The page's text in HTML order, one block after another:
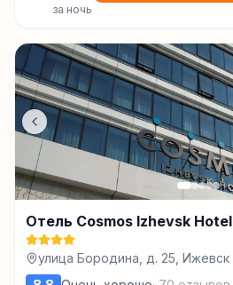
за ночь
Отель Cosmos Izhevsk Hotel
улица Бородина, д. 25, Ижевск